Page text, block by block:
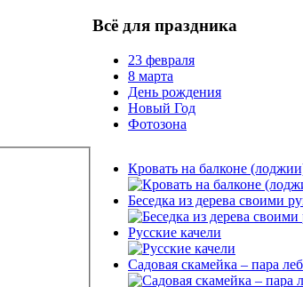
Всё для праздника
23 февраля
8 марта
День рождения
Новый Год
Фотозона
Кровать на балконе
Беседка из дерева своими
Русские качели
Садовая скамейка – пара